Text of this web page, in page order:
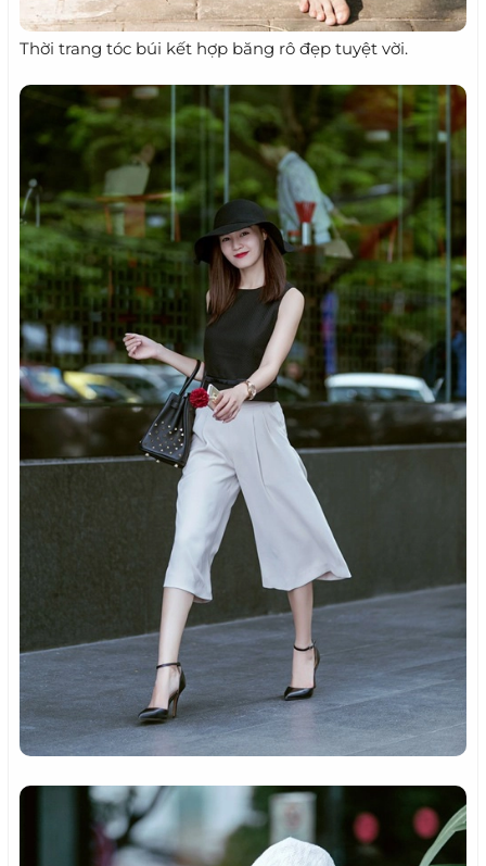
Thời trang tóc búi kết hợp băng rô đẹp tuyệt vời.